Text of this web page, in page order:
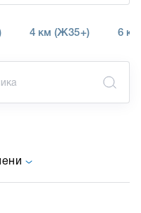
4 км (Ж35+) 6